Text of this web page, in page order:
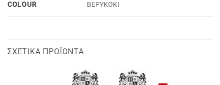
COLOUR ΒΕΡΥΚΟΚΙ
ΣΧΕΤΙΚΆ ΠΡΟΪΌΝΤΑ